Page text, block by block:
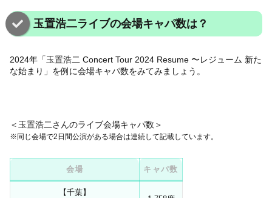
玉置浩二ライブの会場キャパ数は？
2024年「玉置浩二 Concert Tour 2024 Resume 〜レジューム 新た
な始まり」を例に会場キャパ数をみてみましょう。
＜玉置浩二さんのライブ会場キャパ数＞
※同じ会場で2日間公演がある場合は連続して記載しています。
会場 キャパ数
【千葉】